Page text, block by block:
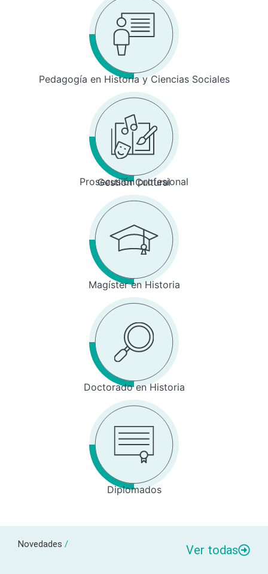
Pedagogía en Historia y Ciencias Sociales
Prosecusión profesional
Gestión Cultural
Magíster en Historia
Doctorado en Historia
Diplomados
Novedades / Ver todas